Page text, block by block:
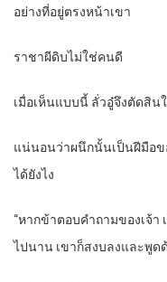
อย่างที่อยู่ตรงหน้าเขา
ราชาผีดิบไม่ใช่คนดี
เมื่อเห็นแบบนี้ ลั่วอู๋จึงตัดสิน
แน่นอนว่าผนึกนั้นเป็นฝีมือ
ได้ยังไง
“หากข้าตอบคำถามของเจ้า
ไปนาน เขาก็สงบลงและพู